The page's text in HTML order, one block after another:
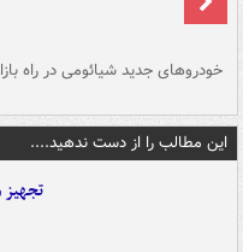
خودروهای جدید شیائومی در راه
این مطالب را از دست ندهید....